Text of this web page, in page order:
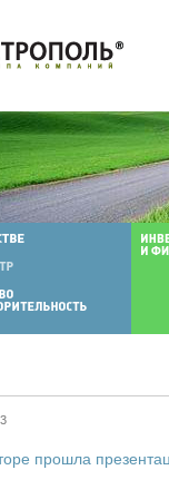
прошла